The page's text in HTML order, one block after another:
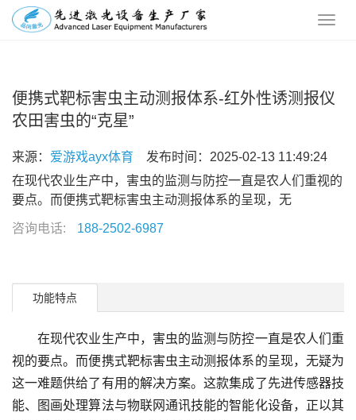
便携式靶标害虫主动测报体系-红外性诱测报仪
农田害虫的“克星”
来源： 爱游戏ayx体育 发布时间：2025-02-13 11:49:24
在现代农业生产中，害虫的监测与防控一直是农人们重视的
要点。而便携式靶标害虫主动测报体系的呈现，无
咨询电话: 188-2502-6987
功能特点
在现代农业生产中，害虫的监测与防控一直是农人们重
视的要点。而便携式靶标害虫主动测报体系的呈现，无疑为
这一难题供给了有用的解决方案。这款集成了先进传感器技
能、图画处理算法与物联网通讯技能的智能化设备，正以其